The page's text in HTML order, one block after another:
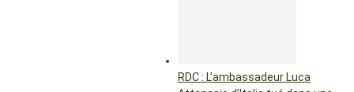
RDC : L’ambassadeur Luca